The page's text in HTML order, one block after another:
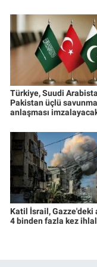
Türkiye, Suudi
Pakistan üçlü savunma
anlaşması
Katil İsrail, Gazze'deki
4 binden fazla kez